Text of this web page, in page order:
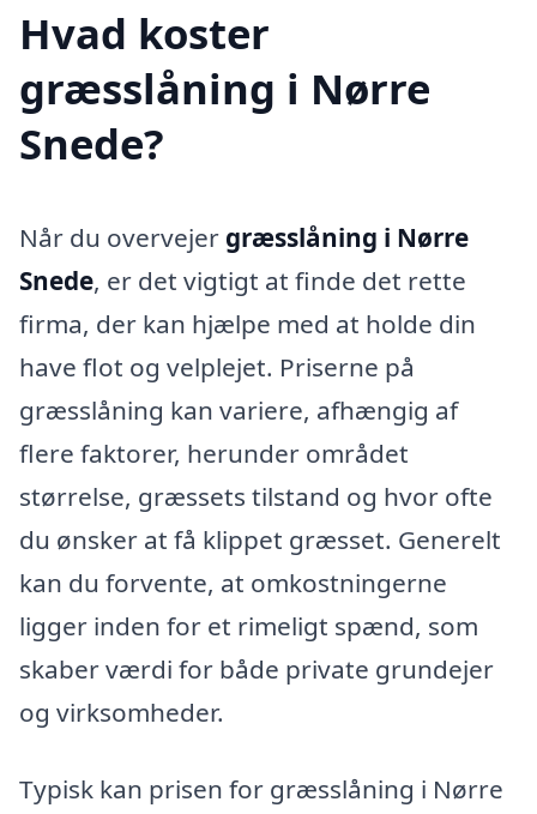
Hvad koster
græsslåning i Nørre
Snede?
Når du overvejer græsslåning i Nørre
Snede, er det vigtigt at finde det rette
firma, der kan hjælpe med at holde din
have flot og velplejet. Priserne på
græsslåning kan variere, afhængig af
flere faktorer, herunder området
størrelse, græssets tilstand og hvor ofte
du ønsker at få klippet græsset. Generelt
kan du forvente, at omkostningerne
ligger inden for et rimeligt spænd, som
skaber værdi for både private grundejer
og virksomheder.
Typisk kan prisen for græsslåning i Nørre